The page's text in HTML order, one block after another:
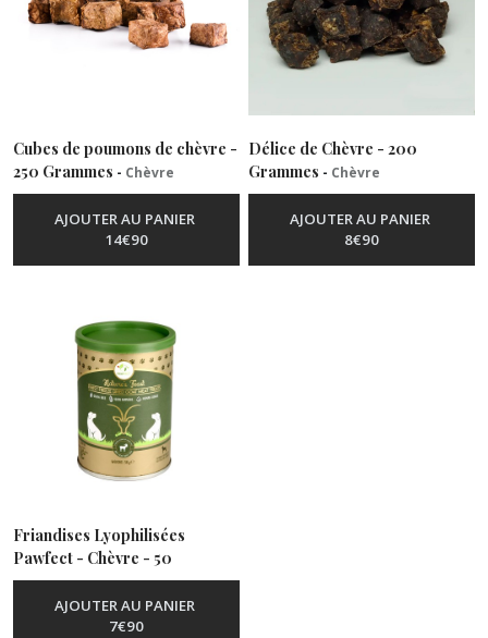
Cubes de poumons de chèvre -
250 Grammes - Chèvre
AJOUTER AU PANIER
14€90
Délice de Chèvre - 200
Grammes - Chèvre
AJOUTER AU PANIER
8€90
Friandises Lyophilisées
Pawfect - Chèvre - 50
Grammes-Chèvre
AJOUTER AU PANIER
7€90
Végétarien
(9)
Volaille
(34)
Compléments
Récompenses
résultats